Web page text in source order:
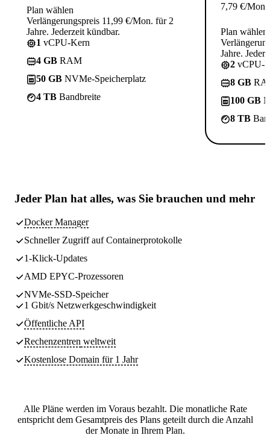
Plan wählen
Verlängerungspreis 11,99 €/Mon. für 2
Jahre. Jederzeit kündbar.
1 vCPU-Kern
4 GB RAM
50 GB NVMe-Speicherplatz
4 TB Bandbreite
7,79 €/Mon.
Plan wählen
Jahre.
2 vCPU-
8 GB
100 GB
8 TB
Jeder Plan hat alles, was Sie brauchen und mehr
Docker Manager
Schneller Zugriff auf Containerprotokolle
1-Klick-Updates
AMD EPYC-Prozessoren
NVMe-SSD-Speicher
1 Gbit/s Netzwerkgeschwindigkeit
Öffentliche API
Rechenzentren weltweit
Kostenlose Domain für 1 Jahr
Alle Pläne werden im Voraus bezahlt. Die monatliche Rate
entspricht dem Gesamtpreis des Plans geteilt durch die Anzahl
der Monate in Ihrem Plan.